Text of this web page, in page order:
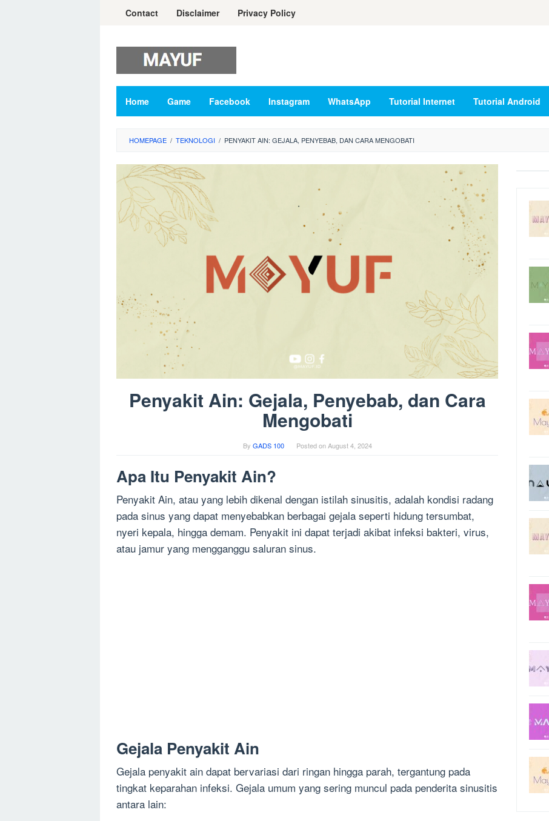
Contact Disclaimer Privacy Policy
Home Game Facebook Instagram WhatsApp Tutorial Internet Tutorial Android
HOMEPAGE / TEKNOLOGI / PENYAKIT AIN: GEJALA, PENYEBAB, DAN CARA MENGOBATI
Penyakit Ain: Gejala, Penyebab, dan Cara
Mengobati
By GADS 100 Posted onAugust 4, 2024
Apa Itu Penyakit Ain?
Penyakit Ain, atau yang lebih dikenal dengan istilah sinusitis, adalah kondisi radang
pada sinus yang dapat menyebabkan berbagai gejala seperti hidung tersumbat,
nyeri kepala, hingga demam. Penyakit ini dapat terjadi akibat infeksi bakteri, virus,
atau jamur yang mengganggu saluran sinus.
Gejala Penyakit Ain
Gejala penyakit ain dapat bervariasi dari ringan hingga parah, tergantung pada
tingkat keparahan infeksi. Gejala umum yang sering muncul pada penderita sinusitis
antara lain: